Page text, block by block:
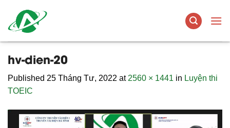
content
hv-dien-20
Published 25 Tháng Tư, 2022 at 2560 × 1441 in Luyện thi
TOEIC